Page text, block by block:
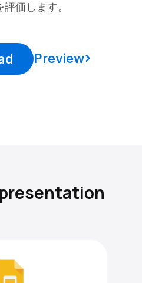
価します。
Preview